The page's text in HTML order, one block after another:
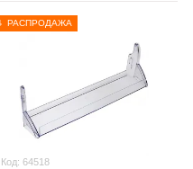
Код: 64518
РАСПРОДАЖА